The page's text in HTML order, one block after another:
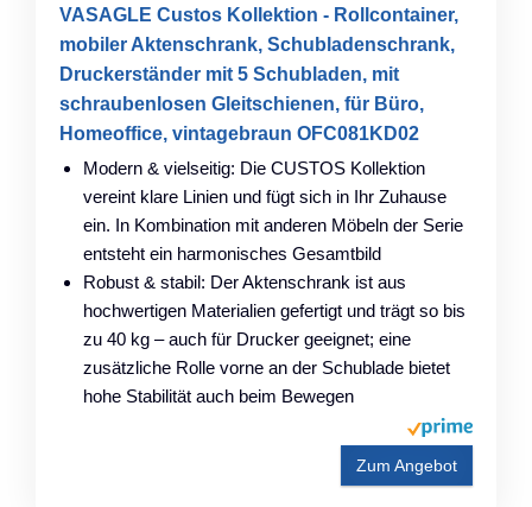
VASAGLE Custos Kollektion - Rollcontainer,
mobiler Aktenschrank, Schubladenschrank,
Druckerständer mit 5 Schubladen, mit
schraubenlosen Gleitschienen, für Büro,
Homeoffice, vintagebraun OFC081KD02
Modern & vielseitig: Die CUSTOS Kollektion
vereint klare Linien und fügt sich in Ihr Zuhause
ein. In Kombination mit anderen Möbeln der Serie
entsteht ein harmonisches Gesamtbild
Robust & stabil: Der Aktenschrank ist aus
hochwertigen Materialien gefertigt und trägt so bis
zu 40 kg – auch für Drucker geeignet; eine
zusätzliche Rolle vorne an der Schublade bietet
hohe Stabilität auch beim Bewegen
Zum Angebot